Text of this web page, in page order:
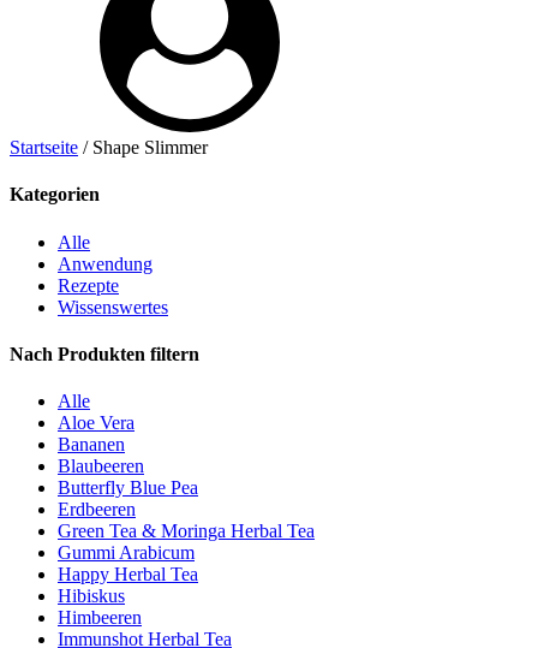
Startseite / Shape Slimmer
Kategorien
Alle
Anwendung
Rezepte
Wissenswertes
Nach Produkten filtern
Alle
Aloe Vera
Bananen
Blaubeeren
Butterfly Blue Pea
Erdbeeren
Green Tea & Moringa Herbal Tea
Gummi Arabicum
Happy Herbal Tea
Hibiskus
Himbeeren
Immunshot Herbal Tea